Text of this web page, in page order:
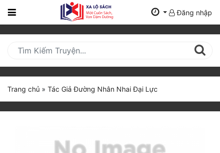
Trang
Mới
Cập
Nhật
(current)
Đăng nhập
Trang chủ » Tác Giả Đường Nhân Nhai Đại Lực